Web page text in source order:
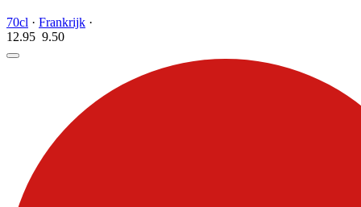
70cl · Frankrijk ·
12.95 9.50